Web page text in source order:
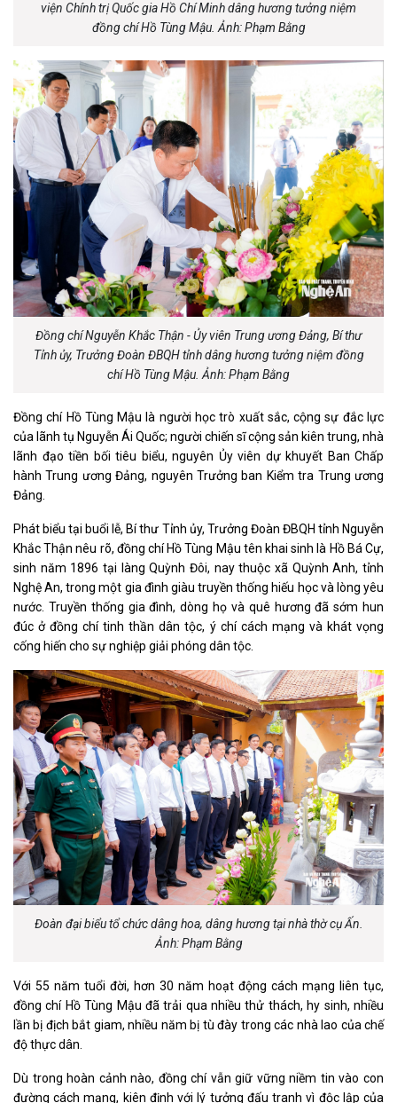
viện Chính trị Quốc gia Hồ Chí Minh dâng hương tưởng niệm
đồng chí Hồ Tùng Mậu. Ảnh: Phạm Bằng
Đồng chí Nguyễn Khắc Thận - Ủy viên Trung ương Đảng, Bí thư
Tỉnh ủy, Trưởng Đoàn ĐBQH tỉnh dâng hương tưởng niệm đồng
chí Hồ Tùng Mậu. Ảnh: Phạm Bằng
Đồng chí Hồ Tùng Mậu là người học trò xuất sắc, cộng sự đắc lực
của lãnh tụ Nguyễn Ái Quốc; người chiến sĩ cộng sản kiên trung, nhà
lãnh đạo tiền bối tiêu biểu, nguyên Ủy viên dự khuyết Ban Chấp
hành Trung ương Đảng, nguyên Trưởng ban Kiểm tra Trung ương
Đảng.
Phát biểu tại buổi lễ, Bí thư Tỉnh ủy, Trưởng Đoàn ĐBQH tỉnh Nguyễn
Khắc Thận nêu rõ, đồng chí Hồ Tùng Mậu tên khai sinh là Hồ Bá Cự,
sinh năm 1896 tại làng Quỳnh Đôi, nay thuộc xã Quỳnh Anh, tỉnh
Nghệ An, trong một gia đình giàu truyền thống hiếu học và lòng yêu
nước. Truyền thống gia đình, dòng họ và quê hương đã sớm hun
đúc ở đồng chí tinh thần dân tộc, ý chí cách mạng và khát vọng
cống hiến cho sự nghiệp giải phóng dân tộc.
Đoàn đại biểu tổ chức dâng hoa, dâng hương tại nhà thờ cụ Ấn.
Ảnh: Phạm Bằng
Với 55 năm tuổi đời, hơn 30 năm hoạt động cách mạng liên tục,
đồng chí Hồ Tùng Mậu đã trải qua nhiều thử thách, hy sinh, nhiều
lần bị địch bắt giam, nhiều năm bị tù đày trong các nhà lao của chế
độ thực dân.
Dù trong hoàn cảnh nào, đồng chí vẫn giữ vững niềm tin vào con
đường cách mạng, kiên định với lý tưởng đấu tranh vì độc lập của